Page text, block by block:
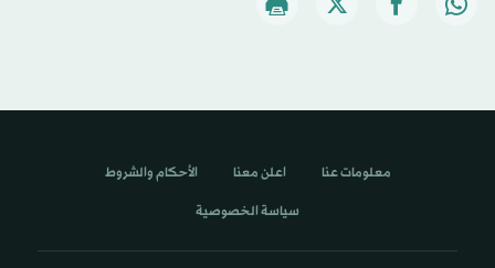
معلومات عنا اعلن معنا الأحكام والشروط
سياسة الخصوصية